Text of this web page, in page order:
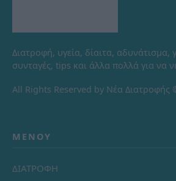
Διατροφή, υγεία, δίαιτα, αδυνάτισμα,
συνταγές, tips και άλλα πολλά για να
All Rights Reserved by Νέα Διατροφής
ΜΕΝΟΎ
ΔΙΑΤΡΟΦΗ